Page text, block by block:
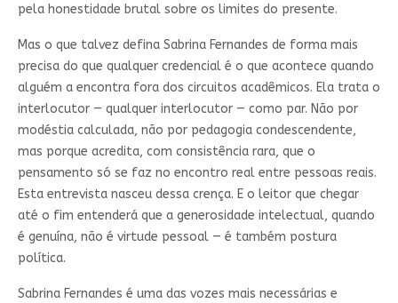
pela honestidade brutal sobre os limites do presente.
Mas o que talvez defina Sabrina Fernandes de forma mais
precisa do que qualquer credencial é o que acontece quando
alguém a encontra fora dos circuitos acadêmicos. Ela trata o
interlocutor — qualquer interlocutor — como par. Não por
modéstia calculada, não por pedagogia condescendente,
mas porque acredita, com consistência rara, que o
pensamento só se faz no encontro real entre pessoas reais.
Esta entrevista nasceu dessa crença. E o leitor que chegar
até o fim entenderá que a generosidade intelectual, quando
é genuína, não é virtude pessoal — é também postura
política.
Sabrina Fernandes é uma das vozes mais necessárias e